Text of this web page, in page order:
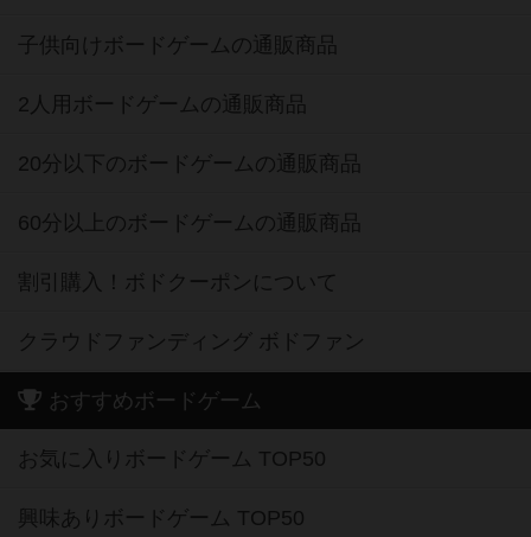
子供向けボードゲームの通販商品
2人用ボードゲームの通販商品
20分以下のボードゲームの通販商品
60分以上のボードゲームの通販商品
割引購入！ボドクーポンについて
クラウドファンディング ボドファン
おすすめボードゲーム
お気に入りボードゲーム TOP50
興味ありボードゲーム TOP50